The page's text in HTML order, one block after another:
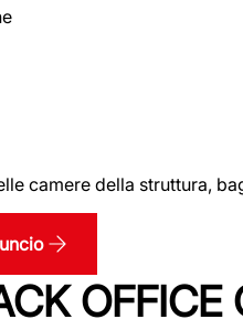
camere della struttura,